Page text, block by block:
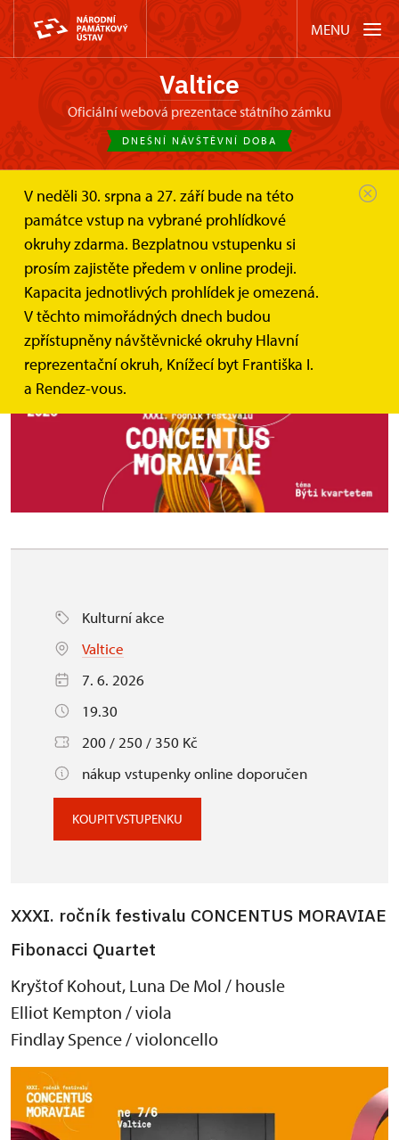
MENU
Valtice
oficiální webová prezentace státního zámku
DNEŠNÍ NÁVŠTĚVNÍ DOBA
V neděli 30. srpna a 27. září bude na této
památce vstup na vybrané prohlídkové
okruhy zdarma. Bezplatnou vstupenku si
prosím zajistěte předem v online prodeji.
Kapacita jednotlivých prohlídek je omezená.
V těchto mimořádných dnech budou
zpřístupněny návštěvnické okruhy Hlavní
reprezentační okruh, Knížecí byt Františka I.
a Rendez-vous.
Zámek Valtice
Akce
Concentus Moraviae: Fibonacci Quartet v...
Concentus Moraviae: Fibonacci
Quartet v divadle zámku Valtice
Kulturní akce
Valtice
7. 6. 2026
19.30
200 / 250 / 350 Kč
nákup vstupenky online doporučen
KOUPIT VSTUPENKU
XXXI. ročník festivalu CONCENTUS MORAVIAE
Fibonacci Quartet
Kryštof Kohout, Luna De Mol / housle
Elliot Kempton / viola
Findlay Spence / violoncello